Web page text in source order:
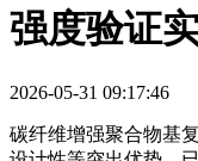
强度验证
2026-05-31 09:17:46
碳纤维增强聚合物基